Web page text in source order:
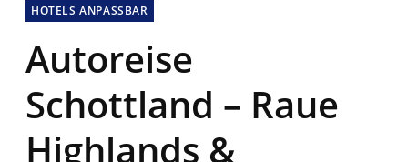
HOTELS ANPASSBAR
Autoreise
Schottland – Raue
Highlands &